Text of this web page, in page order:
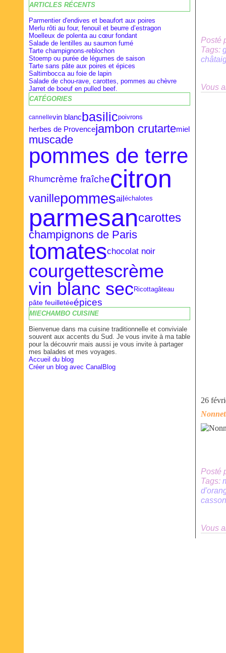
Février(9)
Janvier(8)
Février(16)
Janvier(18)
Avril(28)
Mars(27)
ARTICLES RÉCENTS
Parmentier d'endives et beaufort aux poires
Merlu rôti au four, fenouil et beurre d’estragon
Moelleux de polenta au cœur fondant
Salade de lentilles au saumon fumé
Tarte champignons-reblochon
Stoemp ou purée de légumes de saison
Tarte sans pâte aux poires et épices
Saltimbocca au foie de lapin
Salade de chou-rave, carottes, pommes au chèvre
Jarret de boeuf en pulled beef.
CATÉGORIES
cannellevin blancbasilicpoivrons
herbes de Provencejambon crutartemiel
muscade
pommes de terre
Rhumcrème fraîchecitron
vanillepommesailéchalotes
parmesancarottes
champignons de Paris
tomateschocolat noir
courgettescrème
vin blanc sec Ricottagâteau
pâte feuilletéeépices
MIECHAMBO CUISINE
Bienvenue dans ma cuisine traditionnelle et conviviale
souvent aux accents du Sud. Je vous invite à ma table
pour la découvrir mais aussi je vous invite à partager
mes balades et mes voyages.
Accueil du blog
Créer un blog avec CanalBlog
Posté
Tags:
Vous
26
Posté
Tags:
Vous